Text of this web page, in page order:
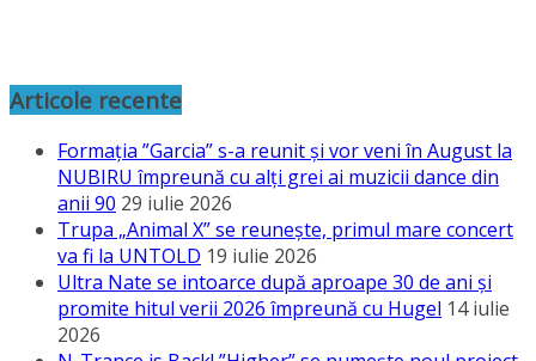
Articole recente
Formația ”Garcia” s-a reunit și vor veni în August la
NUBIRU împreună cu alți grei ai muzicii dance din
anii 90 29 iulie 2026
Trupa „Animal X” se reunește, primul mare concert
va fi la UNTOLD 19 iulie 2026
Ultra Nate se intoarce după aproape 30 de ani și
promite hitul verii 2026 împreună cu Hugel 14 iulie
2026